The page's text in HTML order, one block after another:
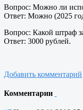
Вопрос: Можно ли
Ответ: Можно (2025
Вопрос: Какой штраф
Ответ: 3000 рублей.
Добавить комментарий
Комментарии